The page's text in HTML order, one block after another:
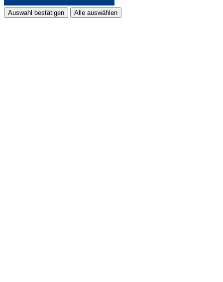
Auswahl bestätigen Alle auswählen